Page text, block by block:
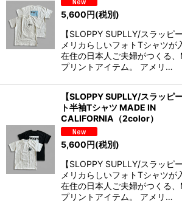
5,600円(税別)
【SLOPPY SUPLLY/スラッピ
メリカらしいフォトTシャツが
在住の日本人ご夫婦がつくる
プリントアイテム。 アメリ…
【SLOPPY SUPLLY/スラッピ
ト半袖Tシャツ MADE IN
CALIFORNIA（2color）
5,600円(税別)
【SLOPPY SUPLLY/スラッピ
メリカらしいフォトTシャツが
在住の日本人ご夫婦がつくる
プリントアイテム。 アメリ…